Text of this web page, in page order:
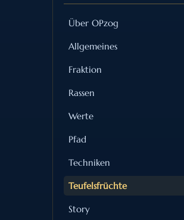
Über OPzog
Allgemeines
Fraktion
Rassen
Werte
Pfad
Techniken
Teufelsfrüchte
Story